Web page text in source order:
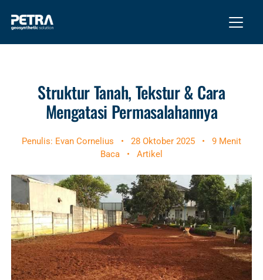
Struktur Tanah, Tekstur & Cara
Mengatasi Permasalahannya
Penulis: Evan Cornelius • 28 Oktober 2025 •
9 Menit
Baca
• Artikel